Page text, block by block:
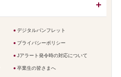
デジタルパンフレット
プライバシーポリシー
Jアラート発令時の対応について
卒業生の皆さまへ